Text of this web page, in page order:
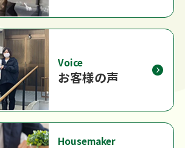
Voice
お客様の声
Housemaker